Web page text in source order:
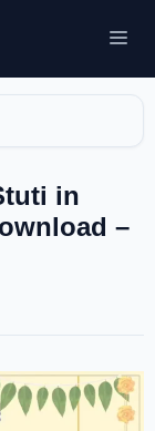
in
–